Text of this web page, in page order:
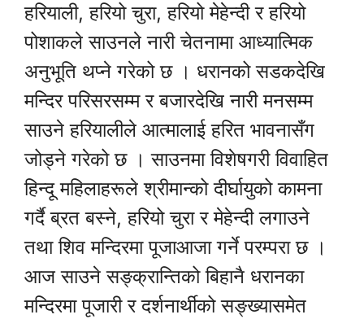
हरियाली, हरियो चुरा, हरियो मेहेन्दी र हरियो
पोशाकले साउनले नारी चेतनामा आध्यात्मिक
अनुभूति थप्ने गरेको छ । धरानको सडकदेखि
मन्दिर परिसरसम्म र बजारदेखि नारी मनसम्म
साउने हरियालीले आत्मालाई हरित भावनासँग
जोड्ने गरेको छ । साउनमा विशेषगरी विवाहित
हिन्दू महिलाहरूले श्रीमान्को दीर्घायुको कामना
गर्दै ब्रत बस्ने, हरियो चुरा र मेहेन्दी लगाउने
तथा शिव मन्दिरमा पूजाआजा गर्ने परम्परा छ ।
आज साउने सङ्क्रान्तिको बिहानै धरानका
मन्दिरमा पूजारी र दर्शनार्थीको सङ्ख्यासमेत